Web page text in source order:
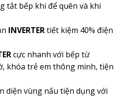
tắt bếp khi để quên và khi
INVERTERtiết kiệm 40% điện
cực nhanh với bếp từ
khóa trẻ em thông minh, tiện
diện vùng nấu tiện dụng với